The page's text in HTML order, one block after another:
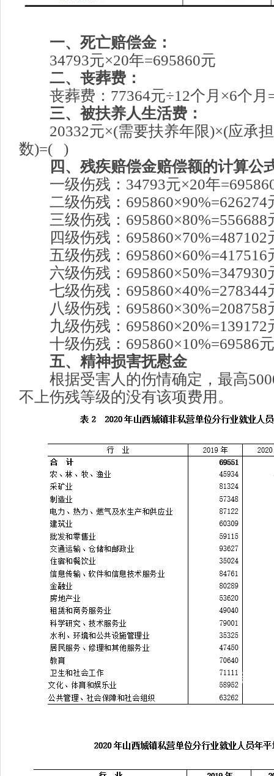
一、死亡赔偿金：
34793元×20年=695860元
二、丧葬费：
丧葬费：77364元÷12个月×6个月
三、被扶养人生活费：
20332元×(需要扶养年限)×(应承担
数)=( )
四、残疾赔偿金赔偿额的计算公
一级伤残：34793元×20年
二级伤残：695860×90%=626274
三级伤残：695860×80%=556688
四级伤残：695860×70%=487102
五级伤残：695860×60%=417516
六级伤残：695860×50%=347930
七级伤残：695860×40%=278344
八级伤残：695860×30%=208758
九级伤残：695860×20%=139172
十级伤残：695860×10%=69586
五、精神损害抚慰金
根据受害人的伤情确定， 最高
不上伤残等级的没有该项费用。